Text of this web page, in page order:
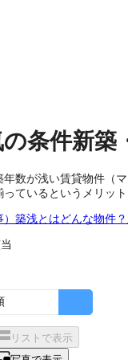
の条件新築
年数が浅い賃貸物件（
ているというメリット
）築浅とはどんな物件
リストで表示